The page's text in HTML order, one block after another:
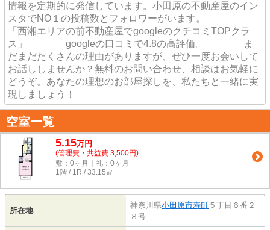
情報を定期的に発信しています。小田原の不動産屋のイン
スタでNO１の投稿数とフォロワーがいます。
「西湘エリアの前不動産屋でgoogleのクチコミTOPクラ
ス」 googleの口コミで4.8の高評価。 ま
だまだたくさんの理由がありますが、ぜひ一度お会いして
お話ししませんか？無料のお問い合わせ、相談はお気軽に
どうぞ。あなたの理想のお部屋探しを、私たちと一緒に実
現しましょう！
空室一覧
5.15万円
(管理費・共益費 3,500円)
敷：0ヶ月｜礼：0ヶ月
1階 / 1R / 33.15㎡
所在地
神奈川県小田原市寿町 ５丁目６番２
８号